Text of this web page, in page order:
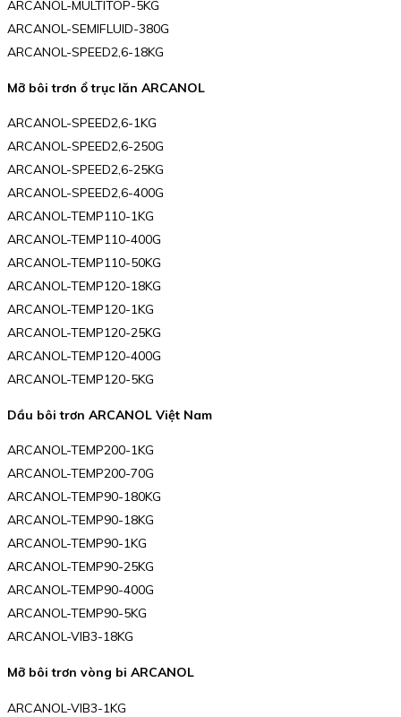
ARCANOL-MULTITOP-5KG
ARCANOL-SEMIFLUID-380G
ARCANOL-SPEED2,6-18KG
Mỡ bôi trơn ổ trục lăn ARCANOL
ARCANOL-SPEED2,6-1KG
ARCANOL-SPEED2,6-250G
ARCANOL-SPEED2,6-25KG
ARCANOL-SPEED2,6-400G
ARCANOL-TEMP110-1KG
ARCANOL-TEMP110-400G
ARCANOL-TEMP110-50KG
ARCANOL-TEMP120-18KG
ARCANOL-TEMP120-1KG
ARCANOL-TEMP120-25KG
ARCANOL-TEMP120-400G
ARCANOL-TEMP120-5KG
Dầu bôi trơn ARCANOL Việt Nam
ARCANOL-TEMP200-1KG
ARCANOL-TEMP200-70G
ARCANOL-TEMP90-180KG
ARCANOL-TEMP90-18KG
ARCANOL-TEMP90-1KG
ARCANOL-TEMP90-25KG
ARCANOL-TEMP90-400G
ARCANOL-TEMP90-5KG
ARCANOL-VIB3-18KG
Mỡ bôi trơn vòng bi ARCANOL
ARCANOL-VIB3-1KG